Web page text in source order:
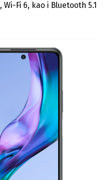
Fi 6, kao i Bluetooth 5.1